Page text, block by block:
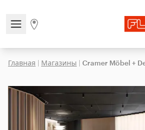
Open/close the navigation menu
Go to stores page
Главная | Магазины | Cramer Möbel +